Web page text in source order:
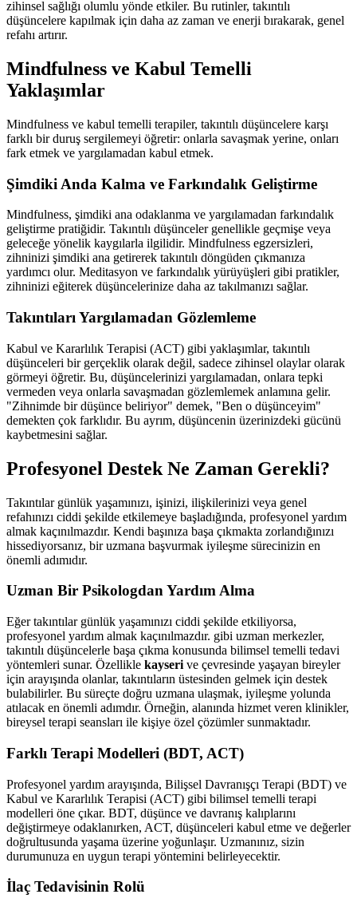
zihinsel sağlığı olumlu yönde etkiler. Bu rutinler, takıntılı
düşüncelere kapılmak için daha az zaman ve enerji bırakarak, genel
refahı artırır.
Mindfulness ve Kabul Temelli
Yaklaşımlar
Mindfulness ve kabul temelli terapiler, takıntılı düşüncelere karşı
farklı bir duruş sergilemeyi öğretir: onlarla savaşmak yerine, onları
fark etmek ve yargılamadan kabul etmek.
Şimdiki Anda Kalma ve Farkındalık Geliştirme
Mindfulness, şimdiki ana odaklanma ve yargılamadan farkındalık
geliştirme pratiğidir. Takıntılı düşünceler genellikle geçmişe veya
geleceğe yönelik kaygılarla ilgilidir. Mindfulness egzersizleri,
zihninizi şimdiki ana getirerek takıntılı döngüden çıkmanıza
yardımcı olur. Meditasyon ve farkındalık yürüyüşleri gibi pratikler,
zihninizi eğiterek düşüncelerinize daha az takılmanızı sağlar.
Takıntıları Yargılamadan Gözlemleme
Kabul ve Kararlılık Terapisi (ACT) gibi yaklaşımlar, takıntılı
düşünceleri bir gerçeklik olarak değil, sadece zihinsel olaylar olarak
görmeyi öğretir. Bu, düşüncelerinizi yargılamadan, onlara tepki
vermeden veya onlarla savaşmadan gözlemlemek anlamına gelir.
"Zihnimde bir düşünce beliriyor" demek, "Ben o düşünceyim"
demekten çok farklıdır. Bu ayrım, düşüncenin üzerinizdeki gücünü
kaybetmesini sağlar.
Profesyonel Destek Ne Zaman Gerekli?
Takıntılar günlük yaşamınızı, işinizi, ilişkilerinizi veya genel
refahınızı ciddi şekilde etkilemeye başladığında, profesyonel yardım
almak kaçınılmazdır. Kendi başınıza başa çıkmakta zorlandığınızı
hissediyorsanız, bir uzmana başvurmak iyileşme sürecinizin en
önemli adımıdır.
Uzman Bir Psikologdan Yardım Alma
Eğer takıntılar günlük yaşamınızı ciddi şekilde etkiliyorsa,
profesyonel yardım almak kaçınılmazdır. gibi uzman merkezler,
takıntılı düşüncelerle başa çıkma konusunda bilimsel temelli tedavi
yöntemleri sunar. Özellikle kayseri ve çevresinde yaşayan bireyler
için arayışında olanlar, takıntıların üstesinden gelmek için destek
bulabilirler. Bu süreçte doğru uzmana ulaşmak, iyileşme yolunda
atılacak en önemli adımdır. Örneğin, alanında hizmet veren klinikler,
bireysel terapi seansları ile kişiye özel çözümler sunmaktadır.
Farklı Terapi Modelleri (BDT, ACT)
Profesyonel yardım arayışında, Bilişsel Davranışçı Terapi (BDT) ve
Kabul ve Kararlılık Terapisi (ACT) gibi bilimsel temelli terapi
modelleri öne çıkar. BDT, düşünce ve davranış kalıplarını
değiştirmeye odaklanırken, ACT, düşünceleri kabul etme ve değerler
doğrultusunda yaşama üzerine yoğunlaşır. Uzmanınız, sizin
durumunuza en uygun terapi yöntemini belirleyecektir.
İlaç Tedavisinin Rolü